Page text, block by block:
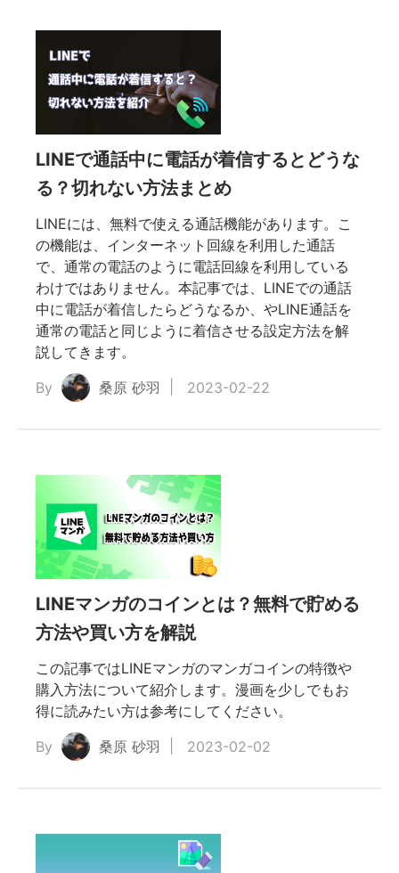
LINEで通話中に電話が着信するとどうな
る？切れない方法まとめ
LINEには、無料で使える通話機能があります。こ
の機能は、インターネット回線を利用した通話
で、通常の電話のように電話回線を利用している
わけではありません。本記事では、LINEでの通話
中に電話が着信したらどうなるか、やLINE通話を
通常の電話と同じように着信させる設定方法を解
説してきます。
By
桑原 砂羽 2023-02-22
LINEマンガのコインとは？無料で貯める
方法や買い方を解説
この記事ではLINEマンガのマンガコインの特徴や
購入方法について紹介します。漫画を少しでもお
得に読みたい方は参考にしてください。
By
桑原 砂羽 2023-02-02